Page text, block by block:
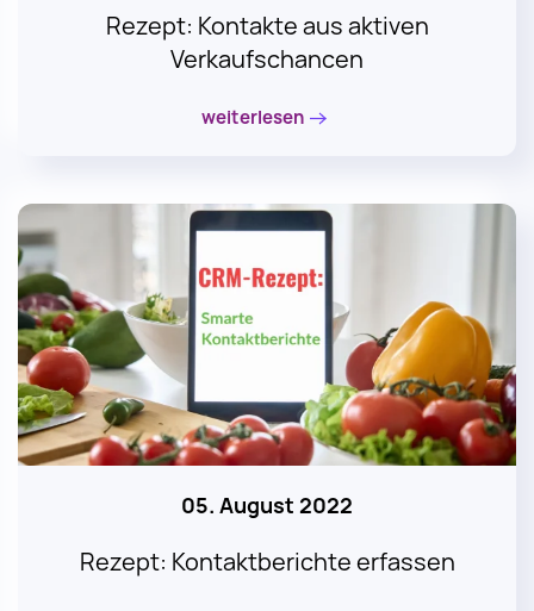
Rezept: Kontakte aus aktiven
Verkaufschancen
weiterlesen
05. August 2022
Rezept: Kontaktberichte erfassen